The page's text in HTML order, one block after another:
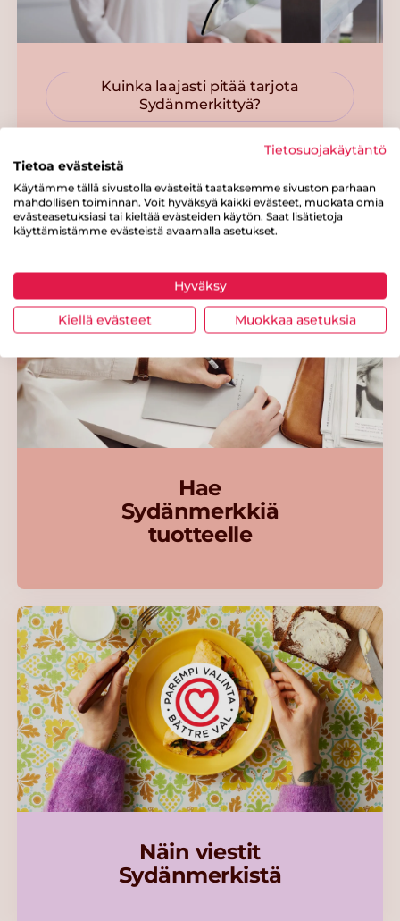
Kuinka laajasti pitää tarjota
Sydänmerkittyä?
Kuinka usein ja
Hae
Sydänmerkkiä
tuotteelle
Näin viestit
Sydänmerkistä
Tietosuojakäytäntö
Tietoa evästeistä
Käytämme tällä sivustolla evästeitä taataksemme sivuston parhaan
mahdollisen toiminnan. Voit hyväksyä kaikki evästeet, muokata omia
evästeasetuksiasi tai kieltää evästeiden käytön. Saat lisätietoja
käyttämistämme evästeistä avaamalla asetukset.
Hyväksy
Kiellä evästeet Muokkaa asetuksia